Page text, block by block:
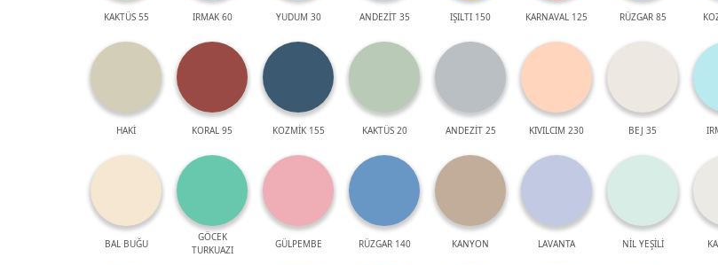
KAKTÜS 55 IRMAK 60 YUDUM 30 ANDEZİT 35 IŞILTI 150 KARNAVAL 125 RÜZGAR 85
HAKİ KORAL 95 KOZMİK 155 KAKTÜS 20 ANDEZİT 25 KIVILCIM 230 BEJ 35
BAL BUĞU
GÖCEK
TURKUAZI
GÜLPEMBE RÜZGAR 140 KANYON LAVANTA NİL YEŞİLİ